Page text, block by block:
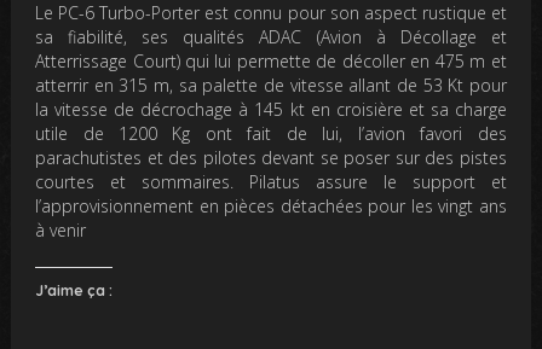
Le PC-6 Turbo-Porter est connu pour son aspect rustique et
sa fiabilité, ses qualités ADAC (Avion à Décollage et
Atterrissage Court) qui lui permette de décoller en 475 m et
atterrir en 315 m, sa palette de vitesse allant de 53 Kt pour
la vitesse de décrochage à 145 kt en croisière et sa charge
utile de 1200 Kg ont fait de lui, l’avion favori des
parachutistes et des pilotes devant se poser sur des pistes
courtes et sommaires. Pilatus assure le support et
l’approvisionnement en pièces détachées pour les vingt ans
à venir
J’aime ça :